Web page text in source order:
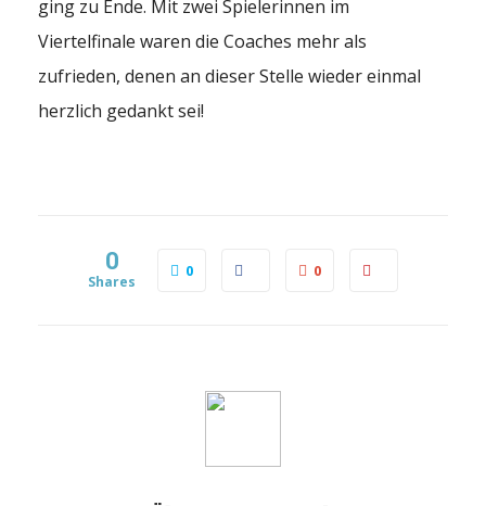
ging zu Ende. Mit zwei Spielerinnen im
Viertelfinale waren die Coaches mehr als
zufrieden, denen an dieser Stelle wieder einmal
herzlich gedankt sei!
0
Shares
0 0